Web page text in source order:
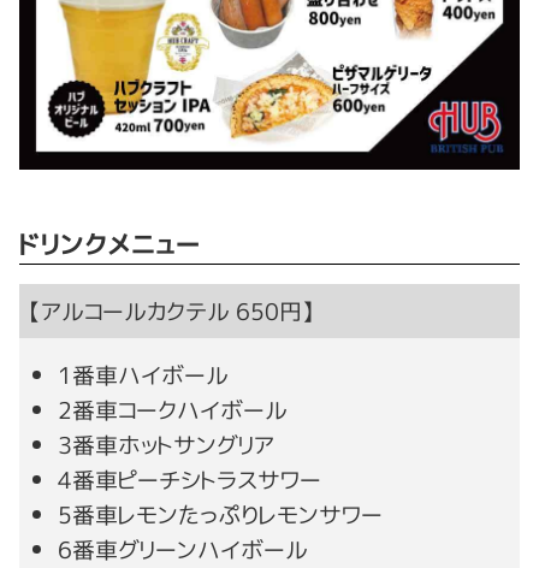
ドリンクメニュー
【アルコールカクテル 650円】
1番車ハイボール
2番車コークハイボール
3番車ホットサングリア
4番車ピーチシトラスサワー
5番車レモンたっぷりレモンサワー
6番車グリーンハイボール